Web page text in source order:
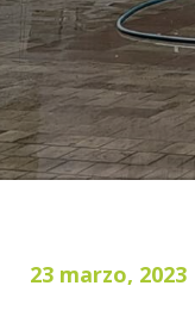
23 marzo, 2023